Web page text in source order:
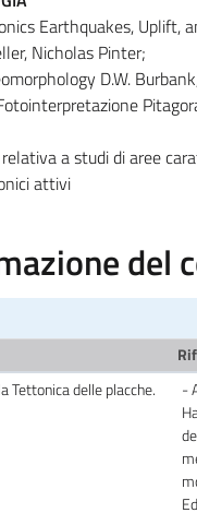
Earthquakes, Uplift,
Nicholas Pinter;
D.W.
a studi di aree
attivi
del
Tettonica delle placche.
-